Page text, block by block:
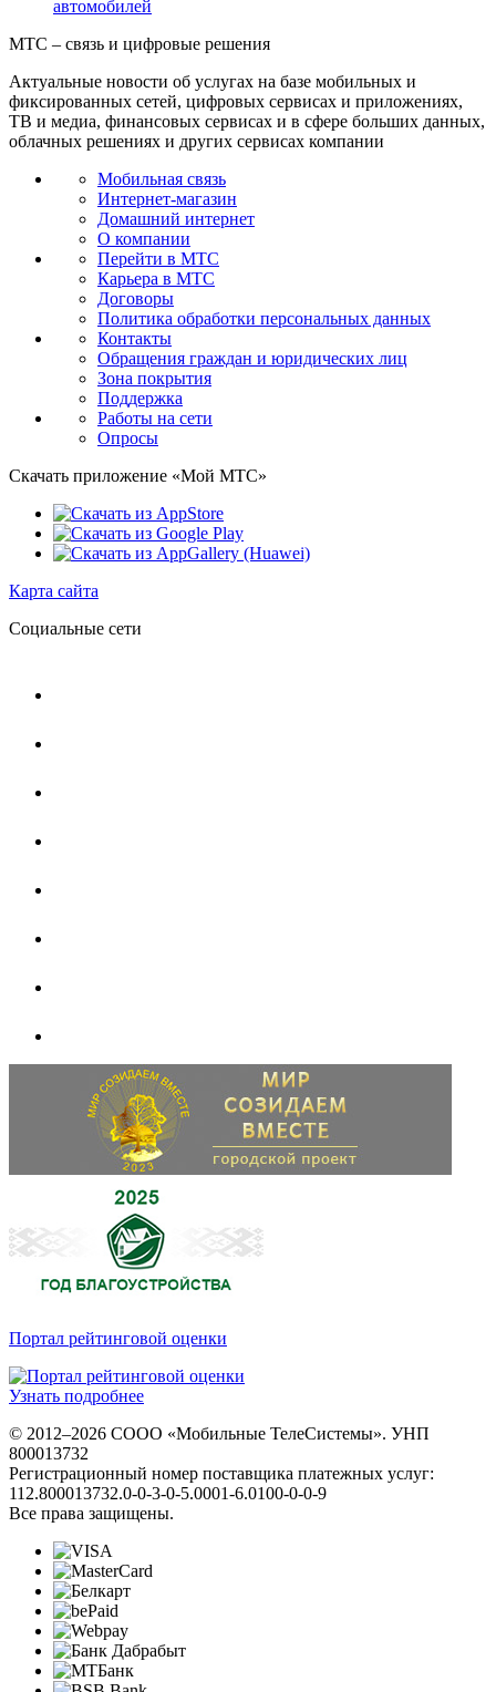
автомобилей
МТС – связь и цифровые решения
Актуальные новости об услугах на базе мобильных и
фиксированных сетей, цифровых сервисах и приложениях,
ТВ и медиа, финансовых сервисах и в сфере больших данных,
облачных решениях и других сервисах компании
Мобильная связь
Интернет-магазин
Домашний интернет
О компании
Перейти в МТС
Карьера в МТС
Договоры
Политика обработки персональных данных
Контакты
Обращения граждан и юридических лиц
Зона покрытия
Поддержка
Работы на сети
Опросы
Скачать приложение «Мой МТС»
Карта сайта
Социальные сети
Портал рейтинговой оценки
Узнать подробнее
© 2012–2026 СООО «Мобильные ТелеСистемы». УНП
800013732
Регистрационный номер поставщика платежных услуг:
112.800013732.0-0-3-0-5.0001-6.0100-0-0-9
Все права защищены.